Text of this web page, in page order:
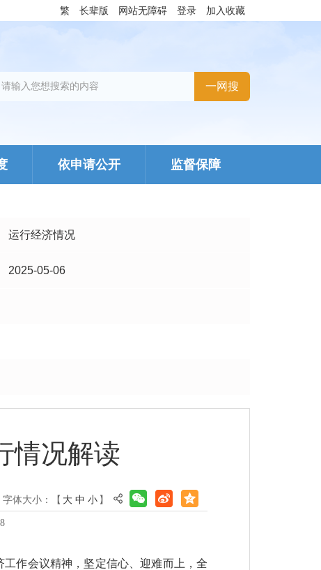
繁 长辈版 网站无障碍 登录 加入收藏
依申请公开 监督保障
运行经济情况
2025-05-06
情况解读
字体大小：【 大 中 小 】
作会议精神，坚定信心、迎难而上，全